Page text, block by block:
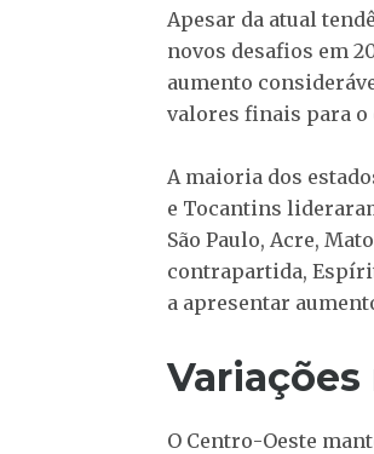
Apesar da atual
novos desafios em
aumento
valores finais para o
A maioria dos
e Tocantins
São Paulo, Acre,
contrapartida,
a apresentar
O Centro-Oeste